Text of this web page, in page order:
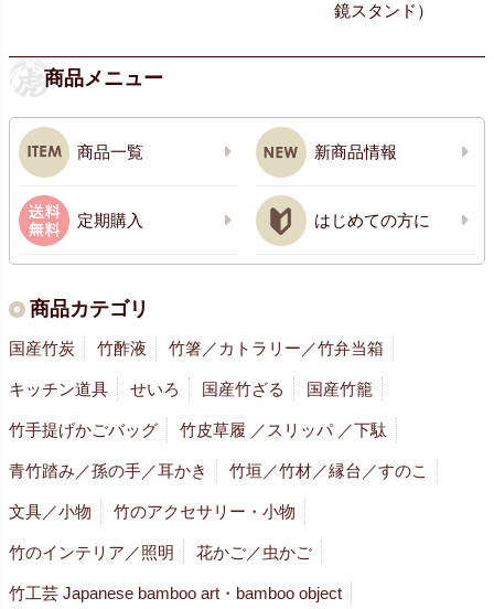
鏡スタンド）
商品メニュー
商品一覧 新商品情報
定期購入 はじめての方に
商品カテゴリ
国産竹炭 竹酢液 竹箸／カトラリー／竹弁当箱
キッチン道具 せいろ 国産竹ざる 国産竹籠
竹手提げかごバッグ 竹皮草履 ／スリッパ ／下駄
青竹踏み／孫の手／耳かき 竹垣／竹材／縁台／すのこ
文具／小物 竹のアクセサリー・小物
竹のインテリア／照明 花かご／虫かご
竹工芸 Japanese bamboo art・bamboo object